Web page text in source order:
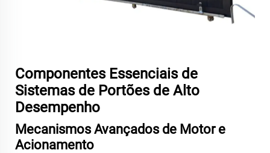
Componentes Essenciais de
Sistemas de Portões de Alto
Desempenho
Mecanismos Avançados de Motor e
Acionamento